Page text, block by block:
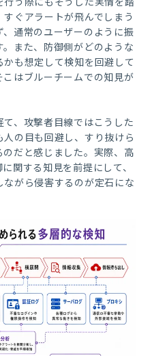
ぐアラートが飛んでしまう
通常のユーザーのように振
また、防御側がどのような
も想定して検知を回避して
はブルーチームでの知見が
、攻撃者目線ではこうした
の目も回避し、すり抜けら
だと感じました。実際、 高
に関する知見を前提にして、
がら侵害するのが定石にな